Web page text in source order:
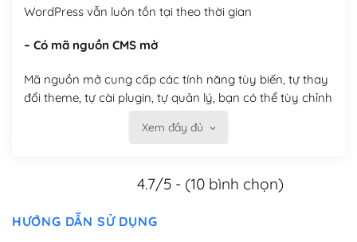
WordPress vẫn luôn tồn tại theo thời gian
– Có mã nguồn CMS mở
Mã nguồn mở cung cấp các tính năng tùy biến, tự thay
đổi theme, tự cài plugin, tự quản lý, bạn có thể tùy chỉnh
Có thể tùy biến trên website WordPress
Xem đầy đủ
4.7/5 - (10 bình chọn)
HƯỚNG DẪN SỬ DỤNG